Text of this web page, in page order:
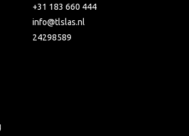
+31 183 660 444
info@tlslas.nl
24298589